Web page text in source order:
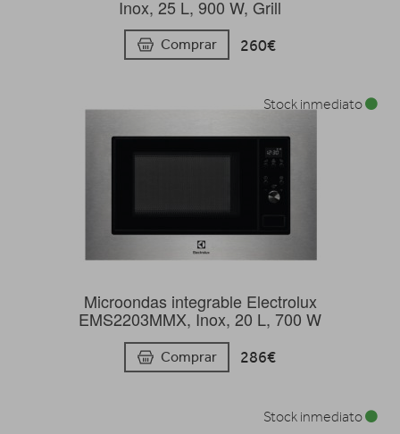
Inox, 25 L, 900 W, Grill
Comprar 260€
Microondas integrable Electrolux
EMS2203MMX, Inox, 20 L, 700 W
Comprar 286€
Stock inmediato
Stock inmediato